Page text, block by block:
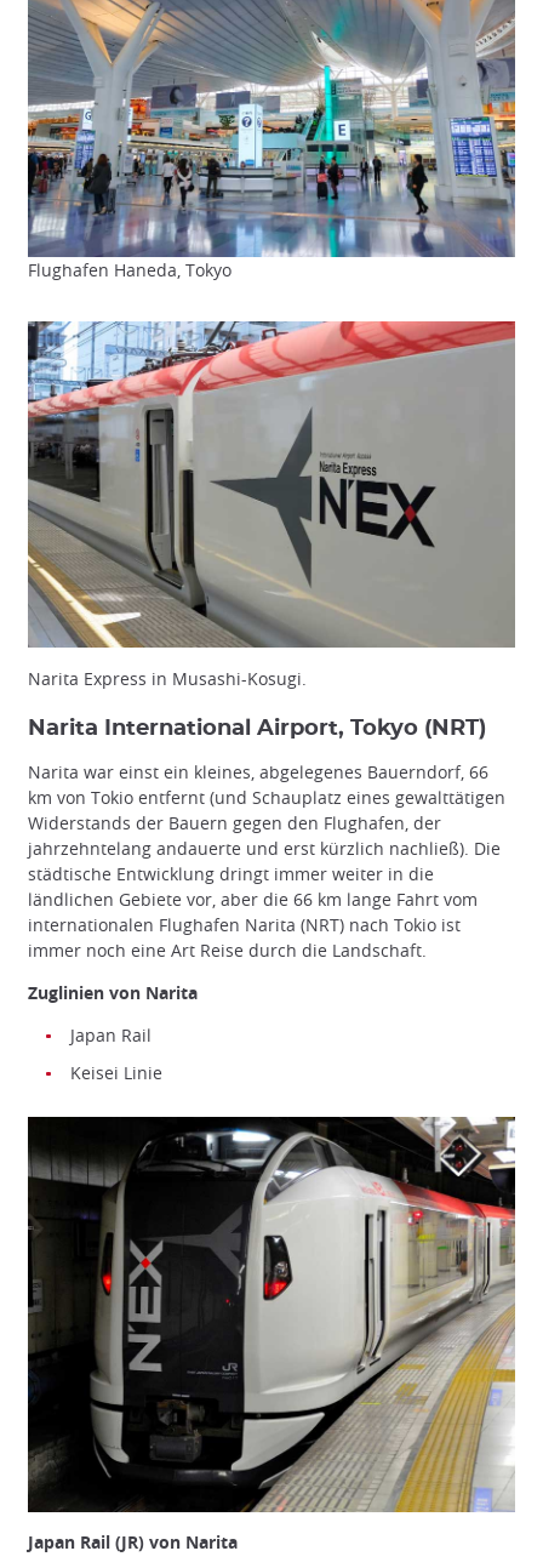
Flughafen Haneda, Tokyo
Narita Express in Musashi-Kosugi.
Narita International Airport, Tokyo (NRT)
Narita war einst ein kleines, abgelegenes Bauerndorf, 66
km von Tokio entfernt (und Schauplatz eines gewalttätigen
Widerstands der Bauern gegen den Flughafen, der
jahrzehntelang andauerte und erst kürzlich nachließ). Die
städtische Entwicklung dringt immer weiter in die
ländlichen Gebiete vor, aber die 66 km lange Fahrt vom
internationalen Flughafen Narita (NRT) nach Tokio ist
immer noch eine Art Reise durch die Landschaft.
Zuglinien von Narita
Japan Rail
Keisei Linie
Japan Rail (JR) von Narita